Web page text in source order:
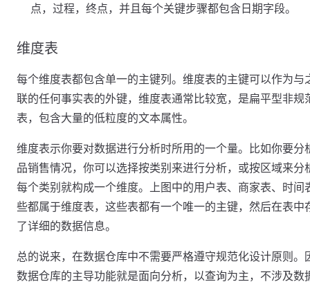
点，过程，终点，并且每个关键步骤都包含日期字段。
维度表
每个维度表都包含单一的主键列。维度表的主键可以作为与
联的任何事实表的外键，维度表通常比较宽，是扁平型非规
表，包含大量的低粒度的文本属性。
维度表示你要对数据进行分析时所用的一个量。比如你要分
品销售情况，你可以选择按类别来进行分析，或按区域来分
每个类别就构成一个维度。上图中的用户表、商家表、时间
些都属于维度表，这些表都有一个唯一的主键，然后在表中
了详细的数据信息。
总的说来，在数据仓库中不需要严格遵守规范化设计原则。
数据仓库的主导功能就是面向分析，以查询为主，不涉及数